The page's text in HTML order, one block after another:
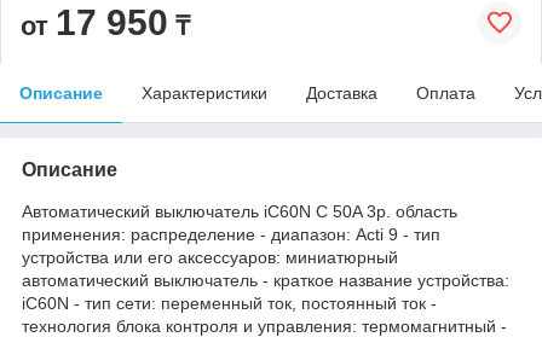
от 17 950 ₸
Описание Характеристики Доставка Оплата
Описание
Автоматический выключатель iC60N C 50A 3p. область
применения: распределение - диапазон: Acti 9 - тип
устройства или его аксессуаров: миниатюрный
автоматический выключатель - краткое название устройства:
iC60N - тип сети: переменный ток, постоянный ток -
технология блока контроля и управления: термомагнитный -